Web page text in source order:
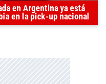
en Argentina ya está
en la pick-up nacional